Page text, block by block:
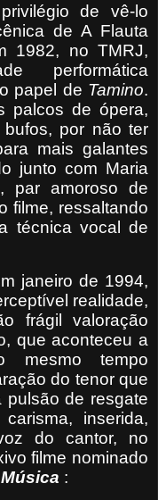
de vê-lo
de A Flauta
1982, no TMRJ,
performática
papel de Tamino.
palcos de ópera,
por não ter
mais galantes
junto com Maria
, par amoroso de
filme, ressaltando
técnica vocal de
janeiro de 1994,
realidade,
frágil valoração
que aconteceu a
mesmo tempo
do tenor que
pulsão de resgate
inserida,
do cantor, no
filme nominado
: